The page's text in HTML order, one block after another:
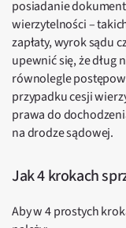
posiadanie
wierzytelności –
zapłaty, wyrok sądu
upewnić się, że dług
równolegle
przypadku cesji
prawa do
na drodze sądowej.
Jak 4 krokach
Aby w 4 prostych